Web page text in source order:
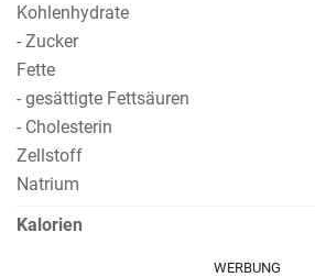
Kohlenhydrate
- Zucker
Fette
- gesättigte Fettsäuren
- Cholesterin
Zellstoff
Natrium
Kalorien
WERBUNG